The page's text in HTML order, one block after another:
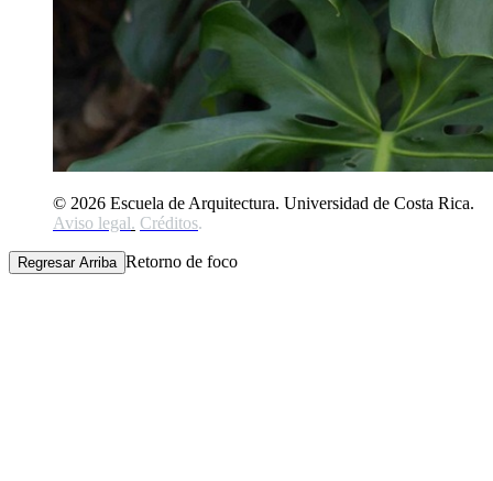
© 2026 Escuela de Arquitectura. Universidad de Costa Rica.
Aviso legal. Créditos.
Regresar Arriba Retorno de foco